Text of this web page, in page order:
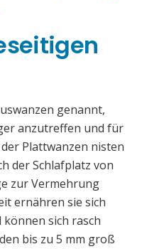
genannt,
anzutreffen und für
Plattwanzen nisten
der Schlafplatz von
zur Vermehrung
ernähren sie sich
sich rasch
bis zu 5 mm groß